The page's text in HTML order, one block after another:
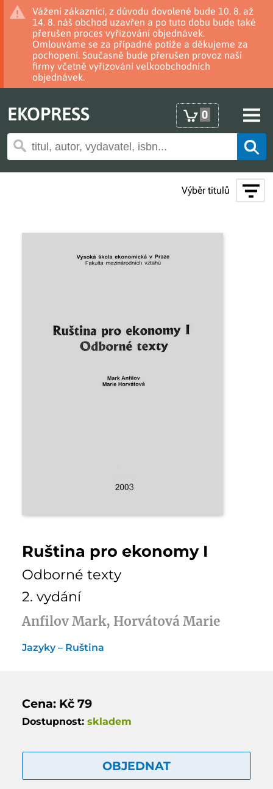
Vážení zákazníci, z důvodu dovolené bude 10. 8. až
14. 8. náš obchod uzavřen a po tuto dobu bude také
přerušen proces vyřizování objednávek.
Omlouváme se za případné potíže a děkujeme za
pochopení. Současně bude přerušen provoz naší
firmy včetně vyřizování velkoobchodních
objednávek.
EKOPRESS 0
Výběr titulů
Ruština pro ekonomy I
Odborné texty
2. vydání
Anfilov Mark, Horvátová Marie
Jazyky – Ruština
Cena: Kč 79
Dostupnost: skladem
OBJEDNAT